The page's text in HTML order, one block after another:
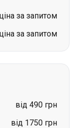
ціна за запитом
ціна за запитом
від 490 грн
від 1750 грн